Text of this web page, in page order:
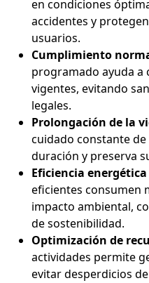
en condiciones
accidentes y
usuarios.
Cumplimiento
programado ayuda a
vigentes, evitando
legales.
Prolongación de la
cuidado constante
duración y preserva
Eficiencia
eficientes consumen
impacto ambiental,
de sostenibilidad.
Optimización de
actividades permite
evitar desperdicios